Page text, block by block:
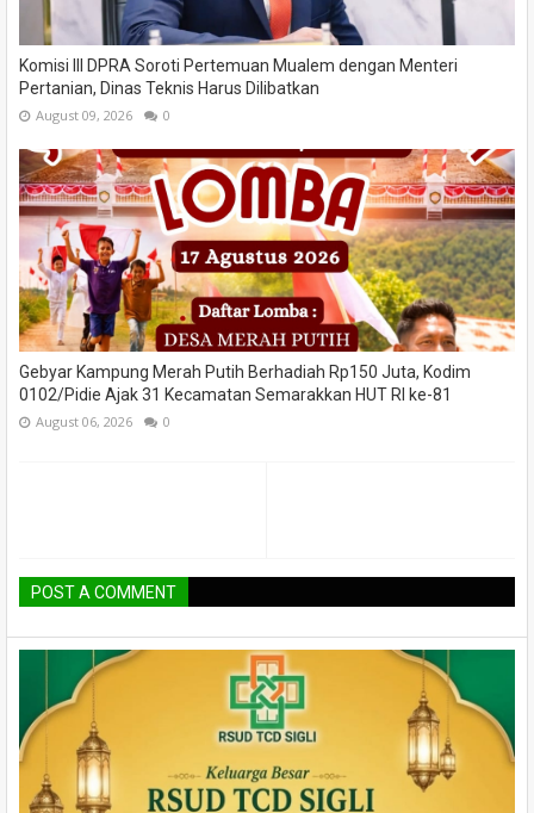
Komisi III DPRA Soroti Pertemuan Mualem dengan Menteri
Pertanian, Dinas Teknis Harus Dilibatkan
August 09, 2026 0
Gebyar Kampung Merah Putih Berhadiah Rp150 Juta, Kodim
0102/Pidie Ajak 31 Kecamatan Semarakkan HUT RI ke-81
August 06, 2026 0
POST A COMMENT